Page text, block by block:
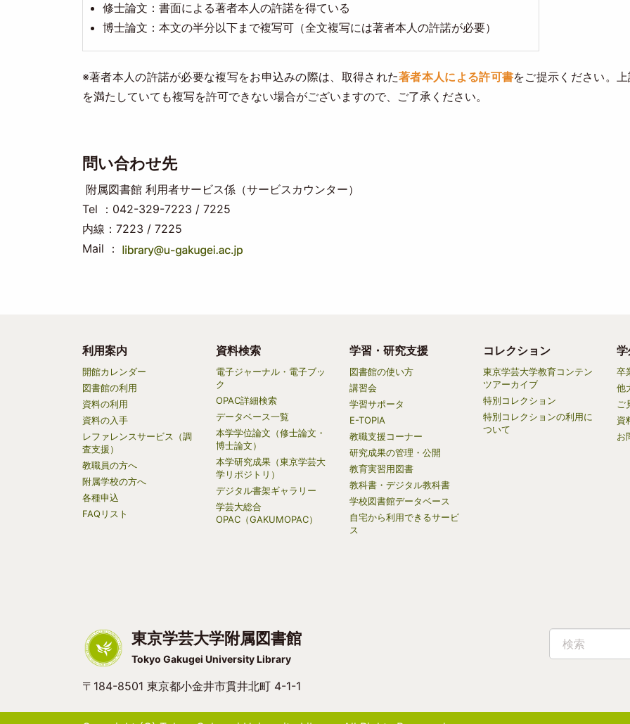
修士論文：書面による著者本人の許諾を得ている
博士論文：本文の半分以下まで複写可（全文複写には著者本人の許諾が必要）
※著者本人の許諾が必要な複写をお申込みの際は、取得された著者本人による許可書をご提示ください。
を満たしていても複写を許可できない場合がございますので、ご了承ください。
問い合わせ先
附属図書館 利用者サービス係（サービスカウンター）
Tel ：042-329-7223 / 7225
内線：7223 / 7225
Mail ：
Main
navigation
利用案内
開館カレンダー
図書館の利用
資料の利用
資料の入手
レファレンスサービス（調
査支援）
教職員の方へ
附属学校の方へ
各種申込
FAQリスト
資料検索
電子ジャーナル・電子ブッ
ク
OPAC詳細検索
データベース一覧
本学学位論文（修士論文・
博士論文）
本学研究成果（東京学芸大
学リポジトリ）
デジタル書架ギャラリー
学芸大総合
OPAC（GAKUMOPAC）
学習・研究支援
図書館の使い方
講習会
学習サポータ
E-TOPIA
教職支援コーナー
研究成果の管理・公開
教育実習用図書
教科書・デジタル教科書
学校図書館データベース
自宅から利用できるサービ
ス
コレクション
東京学芸大学教育コンテン
ツアーカイブ
特別コレクション
特別コレクションの利用に
ついて
卒
他
ご
資
お
東京学芸大学附属図書館
Tokyo Gakugei University Library
〒184-8501 東京都小金井市貫井北町 4-1-1
検索